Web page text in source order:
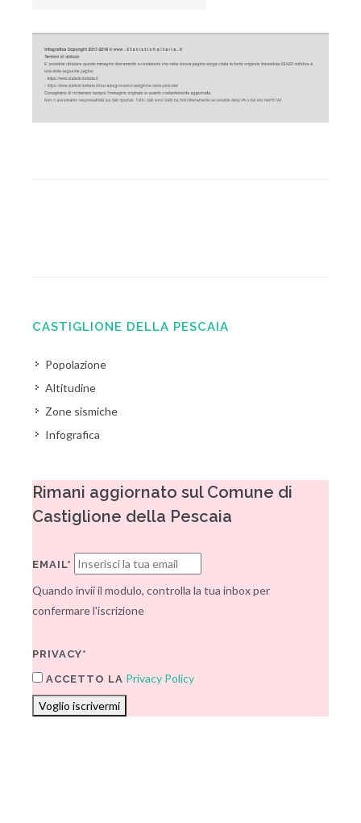
CASTIGLIONE DELLA PESCAIA
Popolazione
Altitudine
Zone sismiche
Infografica
Rimani aggiornato sul Comune di
Castiglione della Pescaia
EMAIL*
Quando invii il modulo, controlla la tua inbox per
confermare l'iscrizione
PRIVACY*
ACCETTO LA Privacy Policy
Voglio iscrivermi